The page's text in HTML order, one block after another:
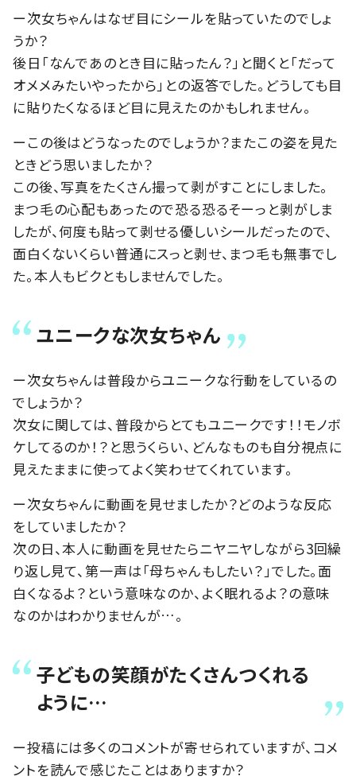
ー次女ちゃんはなぜ目にシールを貼っていたのでしょ
うか？
後日「なんであのとき目に貼ったん？」と聞くと「だって
オメメみたいやったから」との返答でした。どうしても目
に貼りたくなるほど目に見えたのかもしれません。
ーこの後はどうなったのでしょうか？またこの姿を見た
ときどう思いましたか？
この後、写真をたくさん撮って剥がすことにしました。
まつ毛の心配もあったので恐る恐るそーっと剥がしま
したが、何度も貼って剥せる優しいシールだったので、
面白くないくらい普通にスっと剥せ、まつ毛も無事でし
た。本人もビクともしませんでした。
ユニークな次女ちゃん
ー次女ちゃんは普段からユニークな行動をしているの
でしょうか？
次女に関しては、普段からとてもユニークです！！モノボ
ケしてるのか！？と思うくらい、どんなものも自分視点に
見えたままに使ってよく笑わせてくれています。
ー次女ちゃんに動画を見せましたか？どのような反応
をしていましたか？
次の日、本人に動画を見せたらニヤニヤしながら3回繰
り返し見て、第一声は「母ちゃんもしたい？」でした。面
白くなるよ？という意味なのか、よく眠れるよ？の意味
なのかはわかりませんが…。
子どもの笑顔がたくさんつくれる
ように…
ー投稿には多くのコメントが寄せられていますが、コメ
ントを読んで感じたことはありますか？